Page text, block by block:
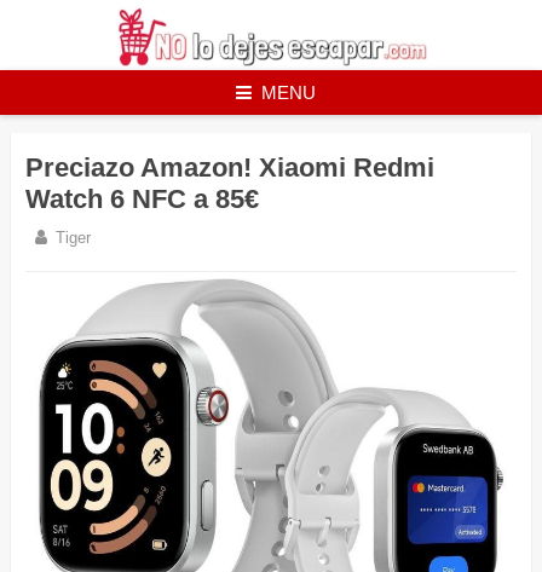
MENU
Preciazo Amazon! Xiaomi Redmi
Watch 6 NFC a 85€
Tiger